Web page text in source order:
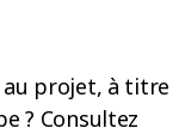
projet, à titre
? Consultez